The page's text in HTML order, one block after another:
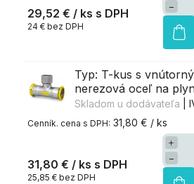
29,52 € / ks
24 € bez DPH
−
Typ: T-kus s
nerezová oceľ na
Skladom u dodávateľa
|
31,80 € / ks
31,80 € / ks
25,85 € bez DPH
+
−